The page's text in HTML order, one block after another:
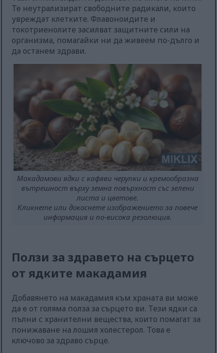
Те неутрализират свободните радикали, които
увреждат клетките. Флавоноидите и
токотриенолите засилват защитните сили на
организма, помагайки ни да живеем по-дълго и
да останем здрави.
Макадамови ядки с кафяви черупки и кремообразна
вътрешност върху земна повърхност със зелени
листа и цветове.
Кликнете или докоснете изображението за повече
информация и по-висока резолюция.
Ползи за здравето на сърцето
от ядките макадамия
Добавянето на макадамия към храната ви може
да е от голяма полза за сърцето ви. Тези ядки са
пълни с хранителни вещества, които помагат за
понижаване на лошия холестерол. Това е
ключово за здраво сърце.